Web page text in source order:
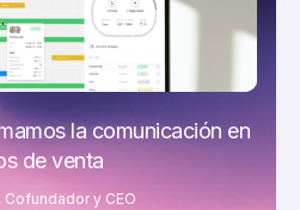
la comunicación en
de venta
Cofundador y CEO